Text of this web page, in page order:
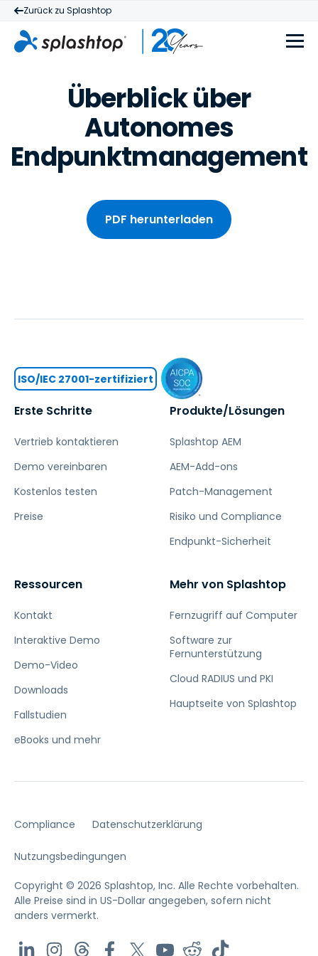
Zurück zu Splashtop
Überblick über
Autonomes
Endpunktmanagement
PDF herunterladen
Erste Schritte
Vertrieb kontaktieren
Demo vereinbaren
Kostenlos testen
Preise
Produkte/Lösungen
Splashtop AEM
AEM-Add-ons
Patch-Management
Risiko und Compliance
Endpunkt-Sicherheit
Ressourcen
Kontakt
Interaktive Demo
Demo-Video
Downloads
Fallstudien
eBooks und mehr
Mehr von Splashtop
Fernzugriff auf Computer
Software zur
Fernunterstützung
Cloud RADIUS und PKI
Hauptseite von Splashtop
ISO/IEC 27001-zertifiziert
Compliance Datenschutzerklärung
Nutzungsbedingungen
Copyright © 2026 Splashtop, Inc. Alle Rechte vorbehalten.
Alle Preise sind in US-Dollar angegeben, sofern nicht
anders vermerkt.